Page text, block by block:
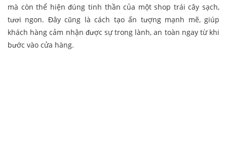
mà còn thể hiện đúng tinh thần của một shop trái cây sạch,
tươi ngon. Đây cũng là cách tạo ấn tượng mạnh mẽ, giúp
khách hàng cảm nhận được sự trong lành, an toàn ngay từ khi
bước vào cửa hàng.